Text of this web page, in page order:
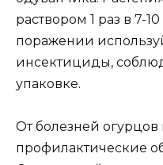
раствором 1 раз в 7-
поражении
инсектициды,
упаковке.
От болезней огурцов
профилактические